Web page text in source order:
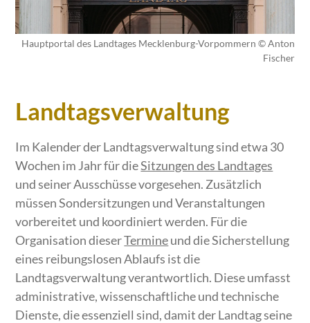
Hauptportal des Landtages Mecklenburg-Vorpommern © Anton
Fischer
Landtagsverwaltung
Im Kalender der Landtagsverwaltung sind etwa 30
Wochen im Jahr für dieSitzungen des Landtages
und seiner Ausschüsse vorgesehen. Zusätzlich
müssen Sondersitzungen und Veranstaltungen
vorbereitet und koordiniert werden. Für die
Organisation dieserTermineund die Sicherstellung
eines reibungslosen Ablaufs ist die
Landtagsverwaltung verantwortlich. Diese umfasst
administrative, wissenschaftliche und technische
Dienste, die essenziell sind, damit der Landtag seine